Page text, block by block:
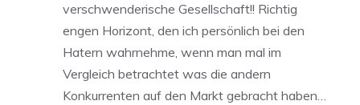
verschwenderische Gesellschaft!! Richtig
engen Horizont, den ich persönlich bei den
Hatern wahrnehme, wenn man mal im
Vergleich betrachtet was die andern
Konkurrenten auf den Markt gebracht haben…